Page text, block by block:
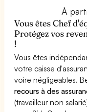
À
Vous êtes Chef
Protégez vos
!
Vous êtes
votre caisse
voire négligeables.
recours à des
(travailleur non